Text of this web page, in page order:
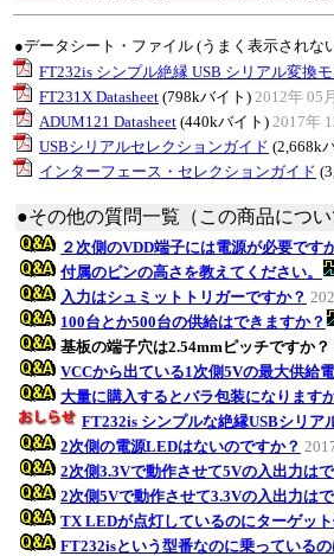
●データシート・ファイル (うまく表示され
FT232is シンプル絶縁 USB シリアル変換
FT231X Datasheet (798kバイト) 2012年 05
ADUM121 Datasheet (440kバイト) 2017年
USBシリアルセレクションガイド (2,668k
インターフェース・セレクションガイド
●その他の質問一覧（この商品につい
２次側のVDD端子には電源が必要です
付属のピンの高さを教えてください。
入力はシュミットトリガーですか？
100台とか500台の供給はできますか？
基板の端子穴は2.54mmピッチですか？
VCCから出ている1次側5Vの最大供給
大量に購入するとバラ包装になります
FT232is シンプルな絶縁USBシリア
2次側の電源LEDはないのですか？
2次側3.3Vで動作させて5Vの入出力は
2次側5Vで動作させて3.3Vの入出力は
TX LEDが点灯しているのにターゲット
FT232isという型番なのに乗っている